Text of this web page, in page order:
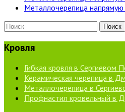
Металлочерепица напрямую
Кровля
Гибкая кровля в Сергиевом
Керамическая черепица в
Металлочерепица в
Профнастил кровельный в